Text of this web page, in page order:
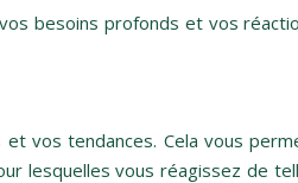
besoins profonds et vos
vos tendances. Cela vous
lesquelles vous réagissez de